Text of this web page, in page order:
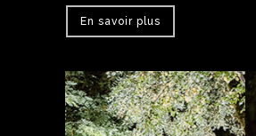
En savoir plus